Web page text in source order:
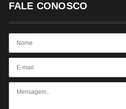
FALE CONOSCO